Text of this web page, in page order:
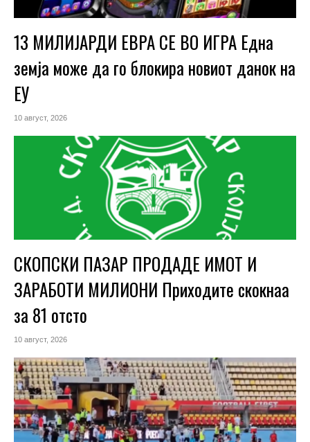
13 МИЛИЈАРДИ ЕВРА СЕ ВО ИГРА Една
земја може да го блокира новиот данок на
ЕУ
10 август, 2026
СКОПСКИ ПАЗАР ПРОДАДЕ ИМОТ И
ЗАРАБОТИ МИЛИОНИ Приходите скокнаа
за 81 отсто
10 август, 2026